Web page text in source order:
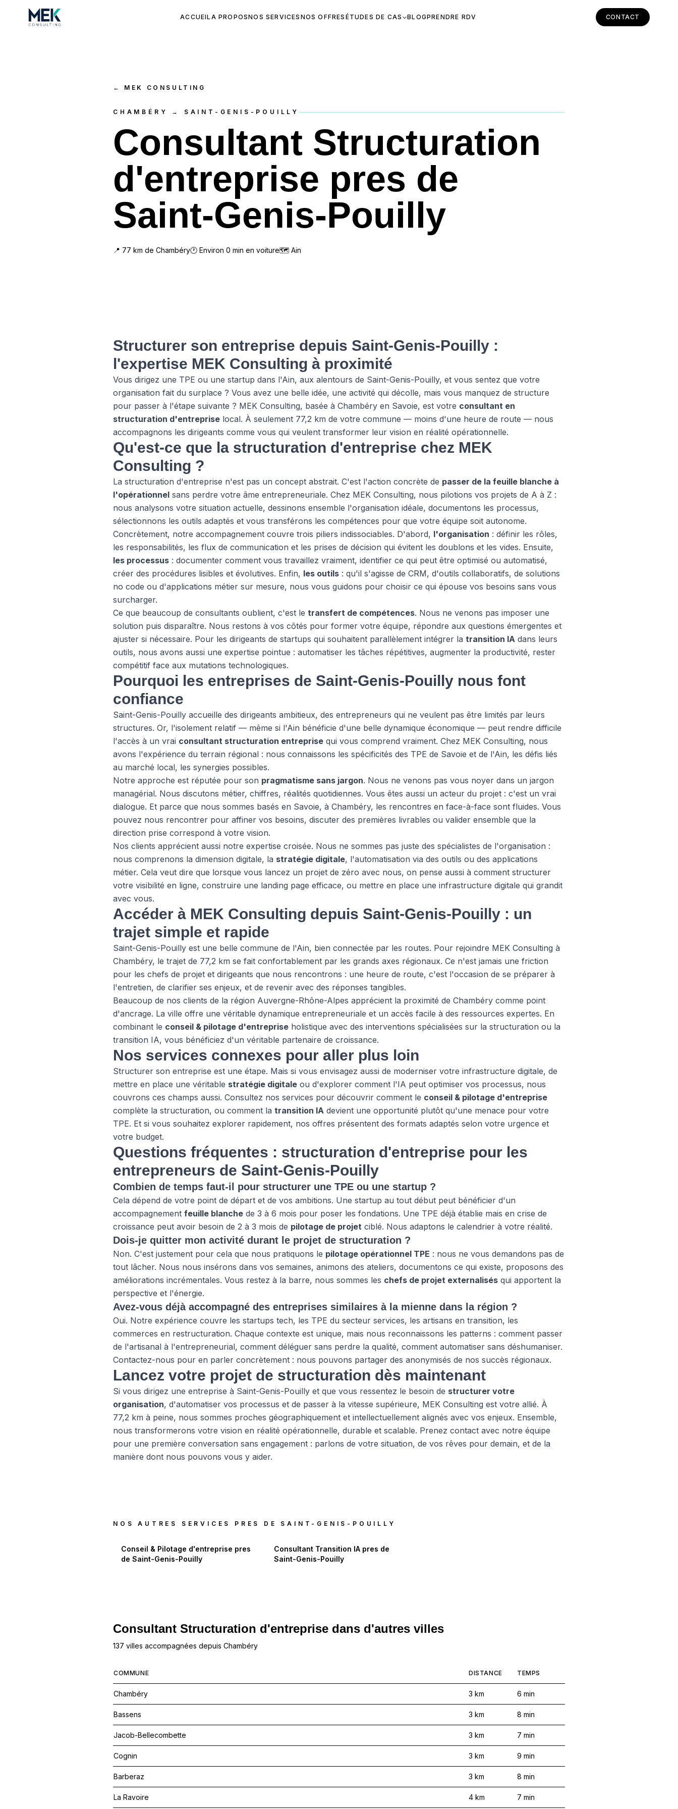
ACCUEIL A PROPOSNOS SERVICES NOS OFFRES ÉTUDES DE CAS BLOGPRENDRE RDV CONTACT
← MEK CONSULTING
CHAMBÉRY → SAINT-GENIS-POUILLY
Consultant Structuration
d'entreprise pres de
Saint-Genis-Pouilly
📍 77 km de Chambéry🕐 Environ 0 min en voiture🗺 Ain
Structurer son entreprise depuis Saint-Genis-Pouilly :
l'expertise MEK Consulting à proximité
Vous dirigez une TPE ou une startup dans l'Ain, aux alentours de Saint-Genis-Pouilly, et vous sentez que votre
organisation fait du surplace ? Vous avez une belle idée, une activité qui décolle, mais vous manquez de structure
pour passer à l'étape suivante ? MEK Consulting, basée à Chambéry en Savoie, est votre consultant en
structuration d'entreprise local. À seulement 77,2 km de votre commune — moins d'une heure de route — nous
accompagnons les dirigeants comme vous qui veulent transformer leur vision en réalité opérationnelle.
Qu'est-ce que la structuration d'entreprise chez MEK
Consulting ?
La structuration d'entreprise n'est pas un concept abstrait. C'est l'action concrète de passer de la feuille blanche à
l'opérationnel sans perdre votre âme entrepreneuriale. Chez MEK Consulting, nous pilotions vos projets de A à Z :
nous analysons votre situation actuelle, dessinons ensemble l'organisation idéale, documentons les processus,
sélectionnons les outils adaptés et vous transférons les compétences pour que votre équipe soit autonome.
Concrètement, notre accompagnement couvre trois piliers indissociables. D'abord, l'organisation : définir les rôles,
les responsabilités, les flux de communication et les prises de décision qui évitent les doublons et les vides. Ensuite,
les processus : documenter comment vous travaillez vraiment, identifier ce qui peut être optimisé ou automatisé,
créer des procédures lisibles et évolutives. Enfin, les outils : qu'il s'agisse de CRM, d'outils collaboratifs, de solutions
no code ou d'applications métier sur mesure, nous vous guidons pour choisir ce qui épouse vos besoins sans vous
surcharger.
Ce que beaucoup de consultants oublient, c'est le transfert de compétences. Nous ne venons pas imposer une
solution puis disparaître. Nous restons à vos côtés pour former votre équipe, répondre aux questions émergentes et
ajuster si nécessaire. Pour les dirigeants de startups qui souhaitent parallèlement intégrer la transition IA dans leurs
outils, nous avons aussi une expertise pointue : automatiser les tâches répétitives, augmenter la productivité, rester
compétitif face aux mutations technologiques.
Pourquoi les entreprises de Saint-Genis-Pouilly nous font
confiance
Saint-Genis-Pouilly accueille des dirigeants ambitieux, des entrepreneurs qui ne veulent pas être limités par leurs
structures. Or, l'isolement relatif — même si l'Ain bénéficie d'une belle dynamique économique — peut rendre difficile
l'accès à un vrai consultant structuration entreprise qui vous comprend vraiment. Chez MEK Consulting, nous
avons l'expérience du terrain régional : nous connaissons les spécificités des TPE de Savoie et de l'Ain, les défis liés
au marché local, les synergies possibles.
Notre approche est réputée pour son pragmatisme sans jargon. Nous ne venons pas vous noyer dans un jargon
managérial. Nous discutons métier, chiffres, réalités quotidiennes. Vous êtes aussi un acteur du projet : c'est un vrai
dialogue. Et parce que nous sommes basés en Savoie, à Chambéry, les rencontres en face-à-face sont fluides. Vous
pouvez nous rencontrer pour affiner vos besoins, discuter des premières livrables ou valider ensemble que la
direction prise correspond à votre vision.
Nos clients apprécient aussi notre expertise croisée. Nous ne sommes pas juste des spécialistes de l'organisation :
nous comprenons la dimension digitale, la stratégie digitale, l'automatisation via des outils ou des applications
métier. Cela veut dire que lorsque vous lancez un projet de zéro avec nous, on pense aussi à comment structurer
votre visibilité en ligne, construire une landing page efficace, ou mettre en place une infrastructure digitale qui grandit
avec vous.
Accéder à MEK Consulting depuis Saint-Genis-Pouilly : un
trajet simple et rapide
Saint-Genis-Pouilly est une belle commune de l'Ain, bien connectée par les routes. Pour rejoindre MEK Consulting à
Chambéry, le trajet de 77,2 km se fait confortablement par les grands axes régionaux. Ce n'est jamais une friction
pour les chefs de projet et dirigeants que nous rencontrons : une heure de route, c'est l'occasion de se préparer à
l'entretien, de clarifier ses enjeux, et de revenir avec des réponses tangibles.
Beaucoup de nos clients de la région Auvergne-Rhône-Alpes apprécient la proximité de Chambéry comme point
d'ancrage. La ville offre une véritable dynamique entrepreneuriale et un accès facile à des ressources expertes. En
combinant le conseil & pilotage d'entreprise holistique avec des interventions spécialisées sur la structuration ou la
transition IA, vous bénéficiez d'un véritable partenaire de croissance.
Nos services connexes pour aller plus loin
Structurer son entreprise est une étape. Mais si vous envisagez aussi de moderniser votre infrastructure digitale, de
mettre en place une véritable stratégie digitale ou d'explorer comment l'IA peut optimiser vos processus, nous
couvrons ces champs aussi. Consultez nos services pour découvrir comment le conseil & pilotage d'entreprise
complète la structuration, ou comment la transition IA devient une opportunité plutôt qu'une menace pour votre
TPE. Et si vous souhaitez explorer rapidement, nos offres présentent des formats adaptés selon votre urgence et
votre budget.
Questions fréquentes : structuration d'entreprise pour les
entrepreneurs de Saint-Genis-Pouilly
Combien de temps faut-il pour structurer une TPE ou une startup ?
Cela dépend de votre point de départ et de vos ambitions. Une startup au tout début peut bénéficier d'un
accompagnement feuille blanche de 3 à 6 mois pour poser les fondations. Une TPE déjà établie mais en crise de
croissance peut avoir besoin de 2 à 3 mois de pilotage de projet ciblé. Nous adaptons le calendrier à votre réalité.
Dois-je quitter mon activité durant le projet de structuration ?
Non. C'est justement pour cela que nous pratiquons le pilotage opérationnel TPE : nous ne vous demandons pas de
tout lâcher. Nous nous insérons dans vos semaines, animons des ateliers, documentons ce qui existe, proposons des
améliorations incrémentales. Vous restez à la barre, nous sommes les chefs de projet externalisés qui apportent la
perspective et l'énergie.
Avez-vous déjà accompagné des entreprises similaires à la mienne dans la région ?
Oui. Notre expérience couvre les startups tech, les TPE du secteur services, les artisans en transition, les
commerces en restructuration. Chaque contexte est unique, mais nous reconnaissons les patterns : comment passer
de l'artisanal à l'entrepreneurial, comment déléguer sans perdre la qualité, comment automatiser sans déshumaniser.
Contactez-nous pour en parler concrètement : nous pouvons partager des anonymisés de nos succès régionaux.
Lancez votre projet de structuration dès maintenant
Si vous dirigez une entreprise à Saint-Genis-Pouilly et que vous ressentez le besoin de structurer votre
organisation, d'automatiser vos processus et de passer à la vitesse supérieure, MEK Consulting est votre allié. À
77,2 km à peine, nous sommes proches géographiquement et intellectuellement alignés avec vos enjeux. Ensemble,
nous transformerons votre vision en réalité opérationnelle, durable et scalable. Prenez contact avec notre équipe
pour une première conversation sans engagement : parlons de votre situation, de vos rêves pour demain, et de la
manière dont nous pouvons vous y aider.
NOS AUTRES SERVICES PRES DE SAINT-GENIS-POUILLY
Conseil & Pilotage d'entreprise pres
de Saint-Genis-Pouilly
Consultant Transition IApres de
Saint-Genis-Pouilly
Consultant Structuration d'entreprise dans d'autres villes
137 villes accompagnées depuis Chambéry
COMMUNE DISTANCE TEMPS
Chambéry 3 km 6 min
Bassens 3 km 8 min
Jacob-Bellecombette 3 km 7 min
Cognin 3 km 9 min
Barberaz 3 km 8 min
La Ravoire 4 km 7 min